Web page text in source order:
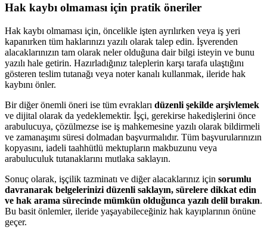
Hak kaybı olmaması için pratik öneriler
Hak kaybı olmaması için, öncelikle işten ayrılırken veya iş yeri
kapanırken tüm haklarınızı yazılı olarak talep edin. İşverenden
alacaklarınızın tam olarak neler olduğuna dair bilgi isteyin ve bunu
yazılı hale getirin. Hazırladığınız taleplerin karşı tarafa ulaştığını
gösteren teslim tutanağı veya noter kanalı kullanmak, ileride hak
kaybını önler.
Bir diğer önemli öneri ise tüm evrakları düzenli şekilde arşivlemek
ve dijital olarak da yedeklemektir. İşçi, gerekirse hakedişlerini önce
arabulucuya, çözülmezse ise iş mahkemesine yazılı olarak bildirmeli
ve zamanaşımı süresi dolmadan başvurmalıdır. Tüm başvurularınızın
kopyasını, iadeli taahhütlü mektupların makbuzunu veya
arabuluculuk tutanaklarını mutlaka saklayın.
Sonuç olarak, işçilik tazminatı ve diğer alacaklarınız için sorumlu
davranarak belgelerinizi düzenli saklayın, sürelere dikkat edin
ve hak arama sürecinde mümkün olduğunca yazılı delil bırakın.
Bu basit önlemler, ileride yaşayabileceğiniz hak kayıplarının önüne
geçer.